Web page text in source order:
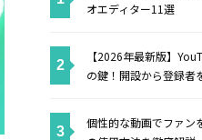
オエディター11選
【2026年最新版】
の鍵！開設から登録者
個性的な動画でファン